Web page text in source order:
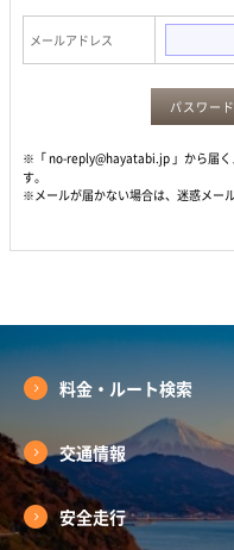
メールアドレス
パスワー
※「 no-reply@hayatabi.jp 」から届く
す。
※メールが届かない場合は、迷惑メー
料金・ルート検索
交通情報
安全走行